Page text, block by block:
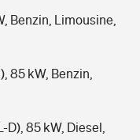
Benzin, Limousine,
85 kW, Benzin,
D), 85 kW, Diesel,